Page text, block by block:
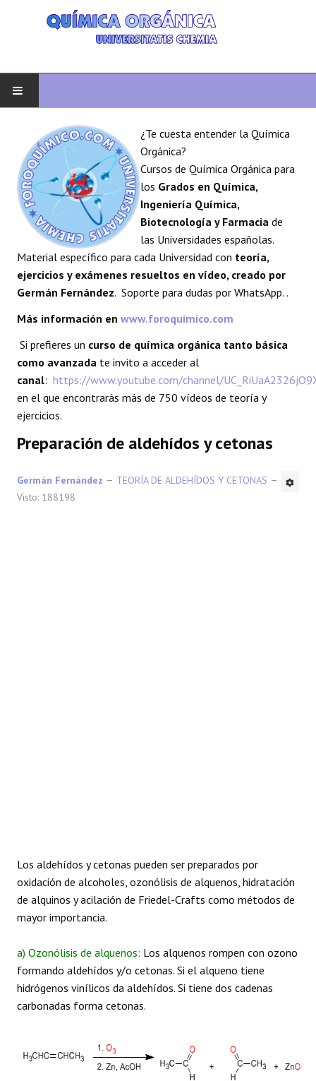
QUÍMICA ORGÁNICA
ORGÁNICA AVANZADA
HETEROCICLOS
SÍNTESIS
ESPECTROSCOPÍA
¿Te cuesta entender la Química
Orgánica?
Cursos de Química Orgánica para
los Grados en Química,
Ingeniería Química,
Biotecnología y Farmacia de
las Universidades españolas.
Material específico para cada Universidad con teoría,
ejercicios y exámenes resueltos en vídeo, creado por
Germán Fernández. Soporte para dudas por WhatsApp. .
Más información en www.foroquimico.com
Si prefieres un curso de química orgánica tanto básica
como avanzada te invito a acceder al
canal: https://www.youtube.com/channel/
en el que encontrarás más de 750 vídeos de teoría y
ejercicios.
Preparación de aldehídos y cetonas
Germán Fernández
TEORÍA DE ALDEHÍDOS Y CETONAS
Visto: 188198
Los aldehídos y cetonas pueden ser preparados por
oxidación de alcoholes, ozonólisis de alquenos, hidratación
de alquinos y acilación de Friedel-Crafts como métodos de
mayor importancia.
a) Ozonólisis de alquenos: Los alquenos rompen con ozono
formando aldehídos y/o cetonas. Si el alqueno tiene
hidrógenos vinílicos da aldehídos. Si tiene dos cadenas
carbonadas forma cetonas.